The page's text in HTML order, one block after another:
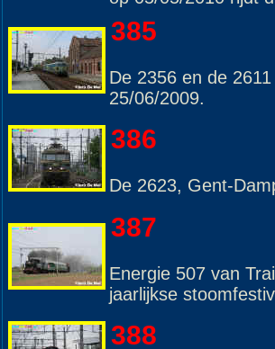
385
De 2356 en de
25/06/2009.
386
De 2623, Gent-
387
Energie 507 van
jaarlijkse
388